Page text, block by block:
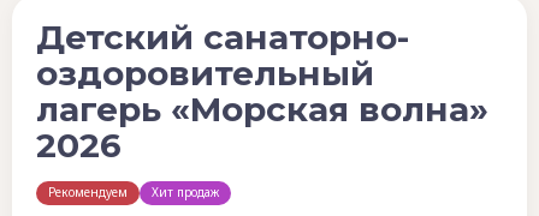
Детский санаторно-
оздоровительный
лагерь «Морская волна»
2026
Рекомендуем Хит продаж